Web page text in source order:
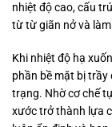
nhiệt độ cao, cấu
từ từ giãn nở và
Khi nhiệt độ hạ
phần bề mặt bị
trạng. Nhờ cơ chế
xước trở thành lựa